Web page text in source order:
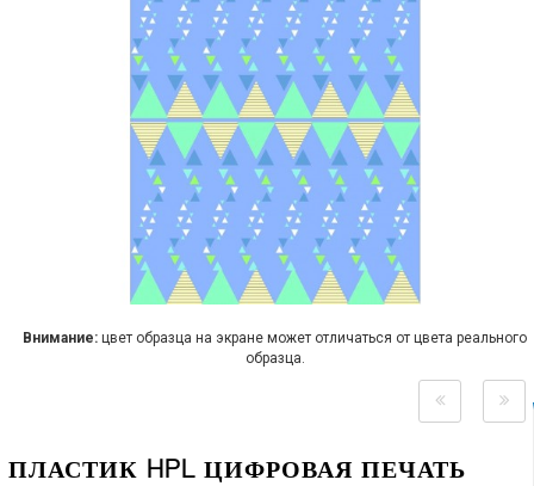
Внимание: цвет образца на экране может отличаться от цвета реального
образца.
ПЛАСТИК HPL ЦИФРОВАЯ ПЕЧАТЬ